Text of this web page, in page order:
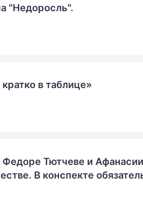
"Недоросль".
в таблице»
Федоре Тютчеве и
В конспекте